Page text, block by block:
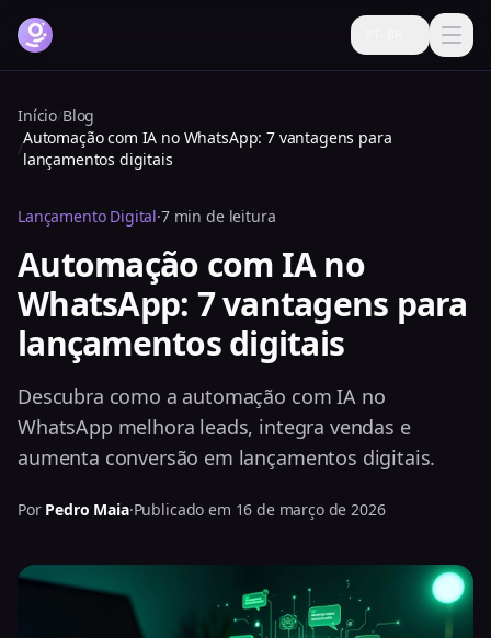
Funcionalidades
Blog
Ajuda
Login
Testar grátis agora
Início/Blog
/
Automação com IA no WhatsApp: 7 vantagens para
lançamentos digitais
Lançamento Digital·7 min de leitura
Automação com IA no
WhatsApp: 7 vantagens para
lançamentos digitais
Descubra como a automação com IA no
WhatsApp melhora leads, integra vendas e
aumenta conversão em lançamentos digitais.
Por Pedro Maia·Publicado em 16 de março de 2026